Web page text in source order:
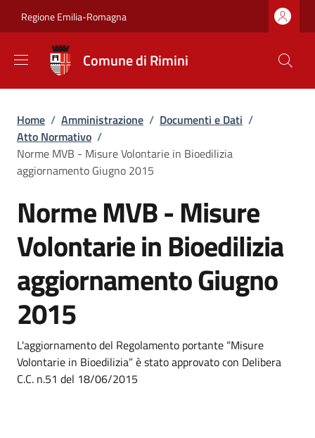
Regione Emilia-Romagna
Comune di Rimini
Briciole di pane
Home / Amministrazione / Documenti e Dati /
Atto Normativo /
Norme MVB - Misure Volontarie in Bioedilizia
aggiornamento Giugno 2015
Norme MVB - Misure
Volontarie in Bioedilizia
aggiornamento Giugno
2015
Dettagli
L'aggiornamento del Regolamento portante “Misure
Volontarie in Bioedilizia” è stato approvato con Delibera
C.C. n.51 del 18/06/2015